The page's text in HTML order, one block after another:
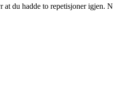
du hadde to repetisjoner igjen.